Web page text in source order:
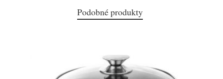
Podobné produkty